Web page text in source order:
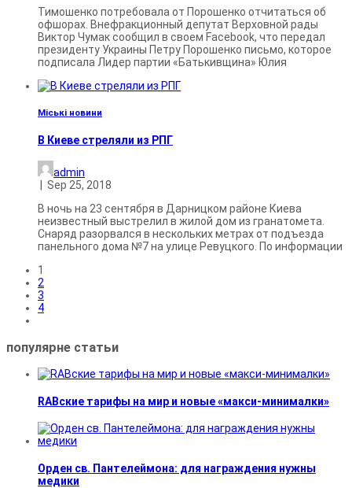
Тимошенко потребовала от Порошенко отчитаться об
офшорах. Внефракционный депутат Верховной рады
Виктор Чумак сообщил в своем Facebook, что передал
президенту Украины Петру Порошенко письмо, которое
подписала Лидер партии «Батькивщина» Юлия
Міські новини
В Киеве стреляли из РПГ
admin
Sep 25, 2018
В ночь на 23 сентября в Дарницком районе Киева
неизвестный выстрелил в жилой дом из гранатомета.
Снаряд разорвался в нескольких метрах от подъезда
панельного дома №7 на улице Ревуцкого. По информации
1
2
3
4
популярне статьи
RABские тарифы на мир и новые «макси-минималки»
Орден св. Пантелеймона: для награждения нужны
медики